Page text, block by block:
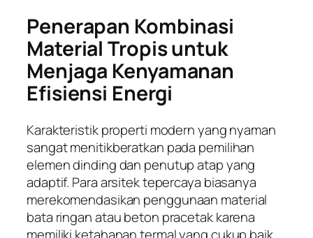
Penerapan Kombinasi
Material Tropis untuk
Menjaga Kenyamanan
Efisiensi Energi
Karakteristik properti modern yang nyaman
sangat menitikberatkan pada pemilihan
elemen dinding dan penutup atap yang
adaptif. Para arsitek tepercaya biasanya
merekomendasikan penggunaan material
bata ringan atau beton pracetak karena
memiliki ketahanan termal yang cukup baik